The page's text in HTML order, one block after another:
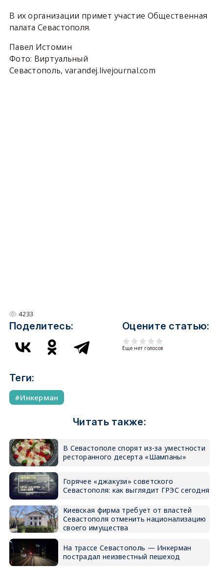
В их организации примет участие Общественная
палата Севастополя.
Павел Истомин
​Фото: Виртуальный
Севастополь, varandej.livejournal.com
4233
Поделитесь: Оцените статью:
Еще нет голосов
Теги:
Инкерман
Читать также:
В Севастополе спорят из-за уместности
ресторанного десерта «Шампаны»
Горячее «джакузи» советского
Севастополя: как выглядит ГРЭС сегодня
Киевская фирма требует от властей
Севастополя отменить национализацию
своего имущества
На трассе Севастополь — Инкерман
пострадал неизвестный пешеход